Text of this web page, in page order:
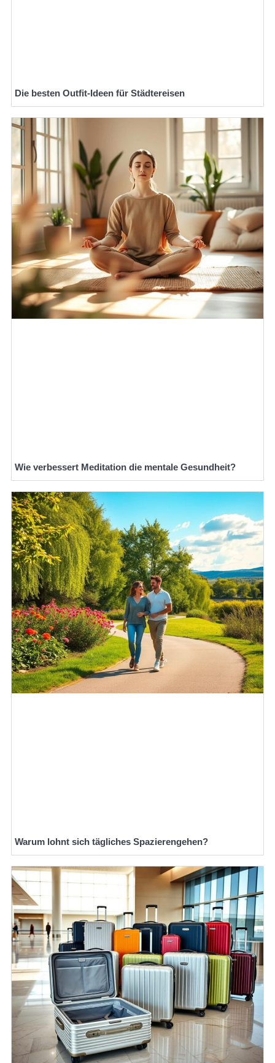
Die besten Outfit-Ideen für Städtereisen
Wie verbessert Meditation die mentale Gesundheit?
Warum lohnt sich tägliches Spazierengehen?